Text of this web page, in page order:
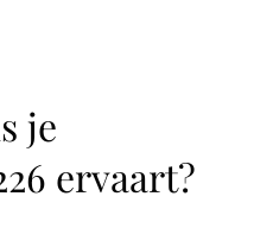
je
ervaart?